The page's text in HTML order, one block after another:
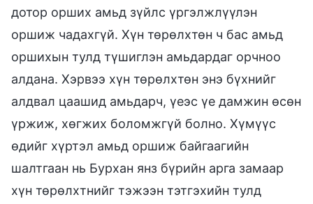
дотор орших амьд зүйлс үргэлжлүүлэн
оршиж чадахгүй. Хүн төрөлхтөн ч бас амьд
оршихын тулд түшиглэн амьдардаг орчноо
алдана. Хэрвээ хүн төрөлхтөн энэ бүхнийг
алдвал цаашид амьдарч, үеэс үе дамжин өсөн
үржиж, хөгжих боломжгүй болно. Хүмүүс
өдийг хүртэл амьд оршиж байгаагийн
шалтгаан нь Бурхан янз бүрийн арга замаар
хүн төрөлхтнийг тэжээн тэтгэхийн тулд